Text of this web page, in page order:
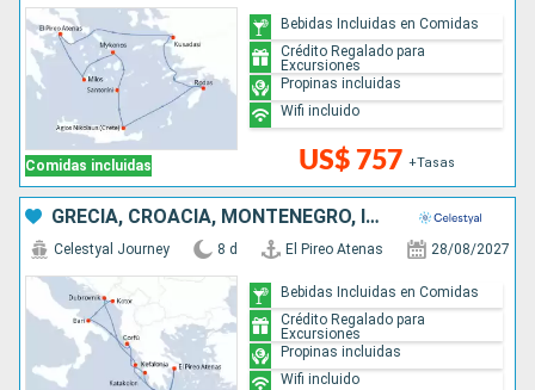
Comidas incluidas US$ 757 +Tasas
Bebidas Incluidas en Comidas
Crédito Regalado para
Excursiones
Propinas incluidas
Wifi incluido
GRECIA, CROACIA, MONTENEGRO, ITALIA
Celestyal Journey 8 d El Pireo Atenas 28/08/2027
Bebidas Incluidas en Comidas
Crédito Regalado para
Excursiones
Propinas incluidas
Wifi incluido